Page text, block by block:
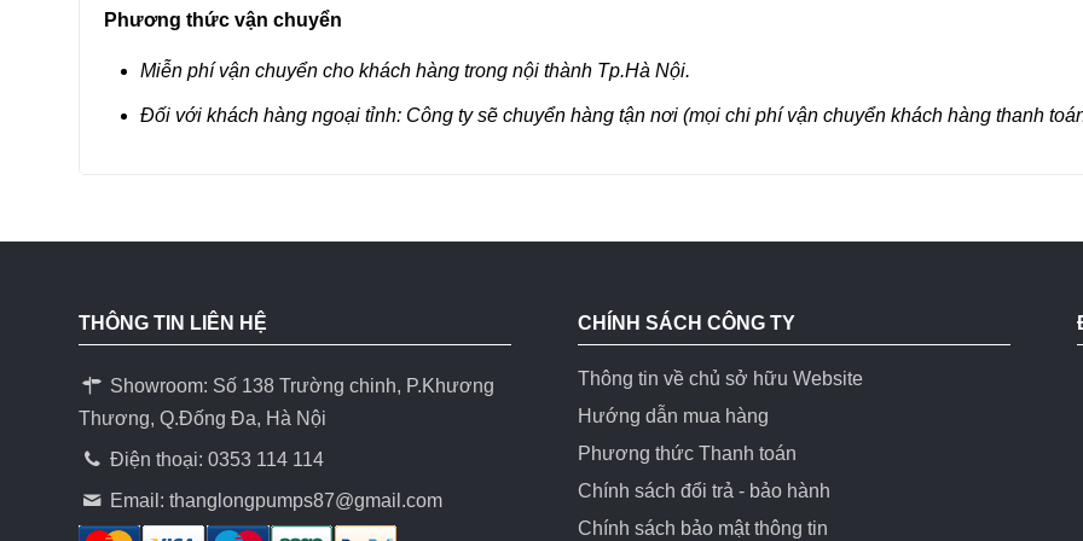
Phương thức vận chuyển
Miễn phí vận chuyển cho khách hàng trong nội thành Tp.Hà Nội.
Đối với khách hàng ngoại tỉnh: Công ty sẽ chuyển hàng tận nơi (mọi chi phí vận chuyển khách hàng thanh
THÔNG TIN LIÊN HỆ
Showroom: Số 138 Trường chinh, P.Khương
Thương, Q.Đống Đa, Hà Nội
Điện thoại: 0353 114 114
Email:thanglongpumps87@gmail.com
CHÍNH SÁCH CÔNG TY
Thông tin về chủ sở hữu Website
Hướng dẫn mua hàng
Phương thức Thanh toán
Chính sách đổi trả - bảo hành
Chính sách bảo mật thông tin